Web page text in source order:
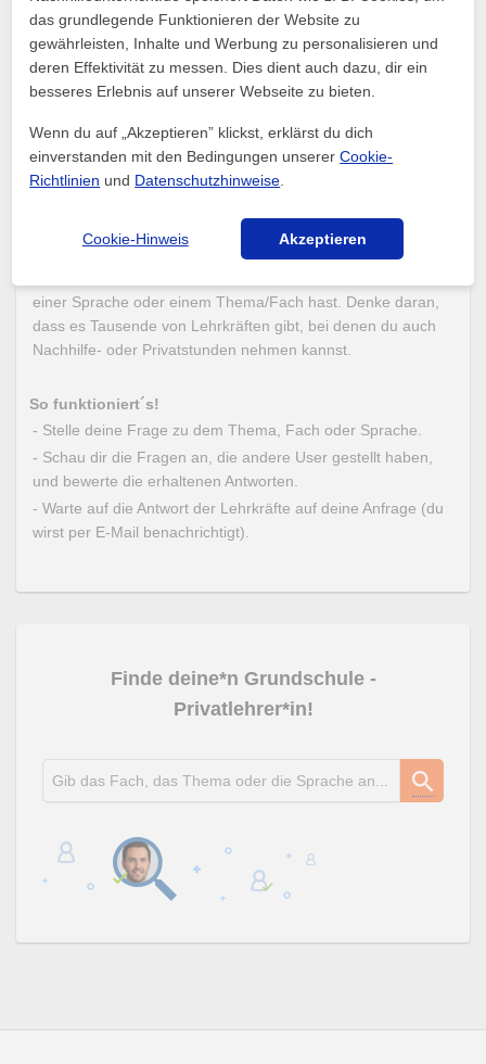
1
Fragen
Herzlich willkommen im Fragen-Bereich. Du kannst
Sprache stellen und erhälst Antworten von der Community
einer Sprache oder einem Thema/Fach hast. Denke daran,
dass es Tausende von Lehrkräften gibt, bei denen du auch
Nachhilfe- oder Privatstunden nehmen kannst.
So funktioniert´s!
- Stelle deine Frage zu dem Thema, Fach oder Sprache.
- Schau dir die Fragen an, die andere User gestellt haben,
und bewerte die erhaltenen Antworten.
- Warte auf die Antwort der Lehrkräfte auf deine Anfrage (du
wirst per E-Mail benachrichtigt).
Finde deine*n Grundschule -
Privatlehrer*in!
das grundlegende Funktionieren der Website zu
gewährleisten, Inhalte und Werbung zu personalisieren und
deren Effektivität zu messen. Dies dient auch dazu, dir ein
besseres Erlebnis auf unserer Webseite zu bieten.
Wenn du auf „Akzeptieren” klickst, erklärst du dich
einverstanden mit den Bedingungen unsererCookie-
Richtlinien und Datenschutzhinweise
Cookie-Hinweis Akzeptieren